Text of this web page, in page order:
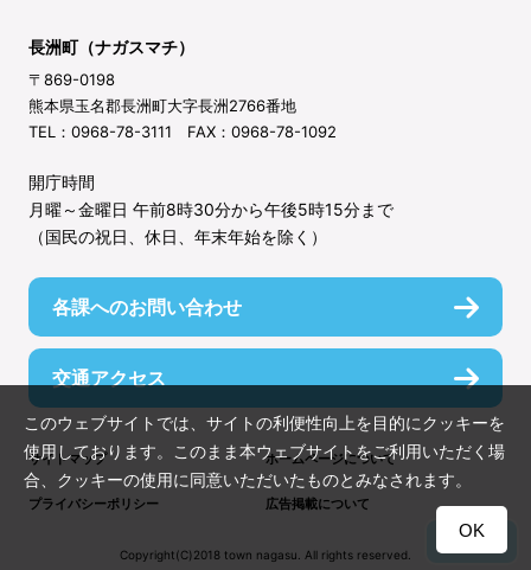
長洲町（ナガスマチ）
〒869-0198
熊本県玉名郡長洲町大字長洲2766番地
TEL：0968-78-3111 FAX：0968-78-1092
開庁時間
月曜～金曜日 午前8時30分から午後5時15分まで
（国民の祝日、休日、年末年始を除く）
各課へのお問い合わせ
交通アクセス
サイトマップ ホームページについて
プライバシーポリシー 広告掲載について
Copyright(C)2018 town nagasu. All rights reserved.
TOP
このウェブサイトでは、サイトの利便性向上を目的にクッキーを
使用しております。このまま本ウェブサイトをご利用いただく場
合、クッキーの使用に同意いただいたものとみなされます。
OK